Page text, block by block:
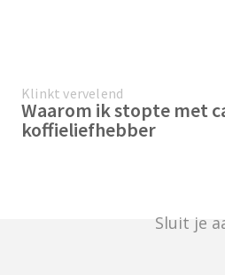
Klinkt vervelend
Waarom ik stopte met
koffieliefhebber
Sluit je